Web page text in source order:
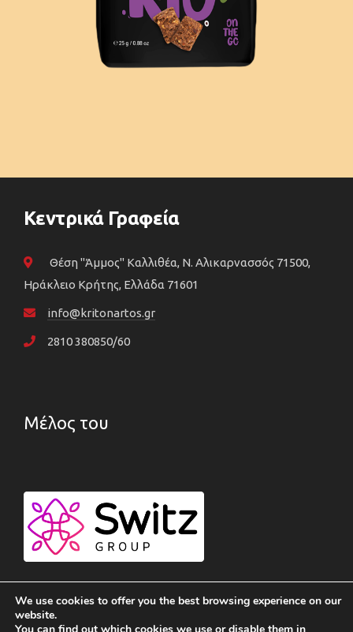
Κεντρικά Γραφεία
Θέση "Άμμος" Καλλιθέα, N. Αλικαρνασσός 71500,
Ηράκλειο Κρήτης, Ελλάδα 71601
info@kritonartos.gr
2810 380850/60
Μέλος του
We use cookies to offer you the best browsing experience on our
website.